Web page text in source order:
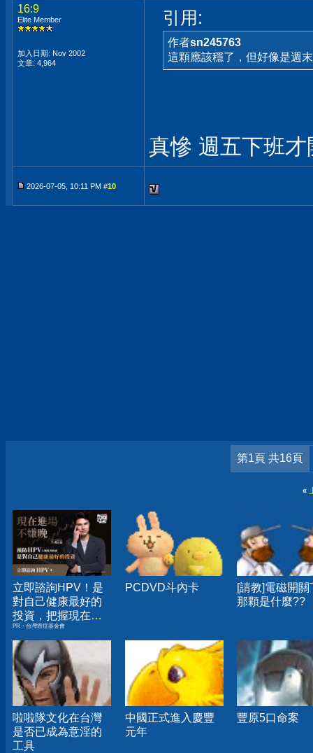
16:9
Elite Member
加入日期: Nov 2002
文章: 4,964
引用:
作者sn245763
這顆應該穩了，但好像是週
真慘 週五下班
2026-07-05, 10:11 PM #10
第1頁 共16頁
«
立即諮詢HPV！是
對自己健康最好的
投資，把握現在不
嫌晚！
PR・台灣癌症基金會
PCDVD斗內卡
[請教]電磁開關
那顆是什麼??
啦啦隊文化在台灣
是否已成為意淫的
工具
中國正式進入慶豐
元年
豐原5口命案